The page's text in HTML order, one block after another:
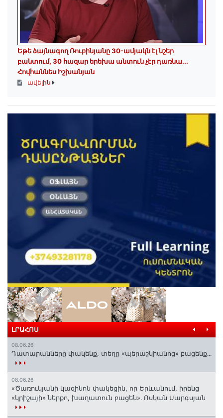
Եթե ձայնագող Ռուբինյանը 30-ամյակն էլ նշեր
բանտում, 30 հազար երեխա անտուն չէր դառնա․․․
Հովհաննես Իշխանյան
ավելին
ԼՐԱՀՈՍ
08.06.26
Դատարանները փակենք, տեղը «պերաշկիանոց» բացենք․․․
08.06.26
«Ծառուկյանի կազինոն փակեցին, որ Երևանում, իրենց
«կրիշայի» ներքո, խաղատուն բացեն»․ Ոսկան Սարգսյան